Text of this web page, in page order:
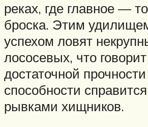
реках, где главное —
броска. Этим
успехом ловят
лососевых, что
достаточной
способности
рывками хищников.